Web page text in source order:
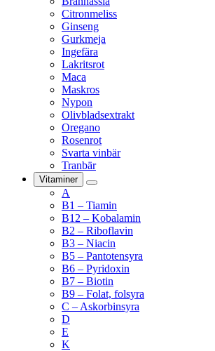
Citronmeliss
Ginseng
Gurkmeja
Ingefära
Lakritsrot
Maca
Maskros
Nypon
Olivbladsextrakt
Oregano
Rosenrot
Svarta vinbär
Tranbär
Vitaminer
A
B1 – Tiamin
B12 – Kobalamin
B2 – Riboflavin
B3 – Niacin
B5 – Pantotensyra
B6 – Pyridoxin
B7 – Biotin
B9 – Folat, folsyra
C – Askorbinsyra
D
E
K